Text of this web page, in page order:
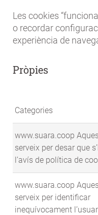
Les cookies
o recordar
experiència de
Pròpies
Categories
www.suara.coop
serveix per desar que
l’avís de política de
www.suara.coop
serveix per identificar
inequívocament